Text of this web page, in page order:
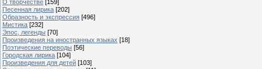
О творчестве [159]
Песенная лирика [202]
Образность и экспрессия [496]
Мистика [232]
Эпос, легенды [70]
Произведения на иностранных языках [18]
Поэтические переводы [56]
Городская лирика [104]
Произведения для детей [103]